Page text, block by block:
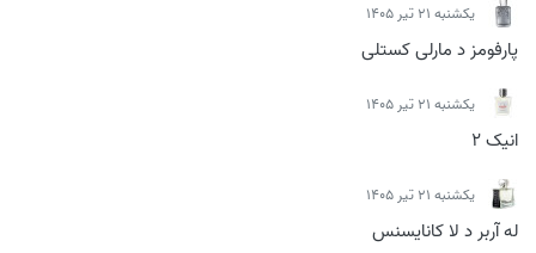
يكشنبه 21 تیر 1405
پارفومز د مارلی کستلی
يكشنبه 21 تیر 1405
انیک 2
يكشنبه 21 تیر 1405
له آربر د لا کانایسنس